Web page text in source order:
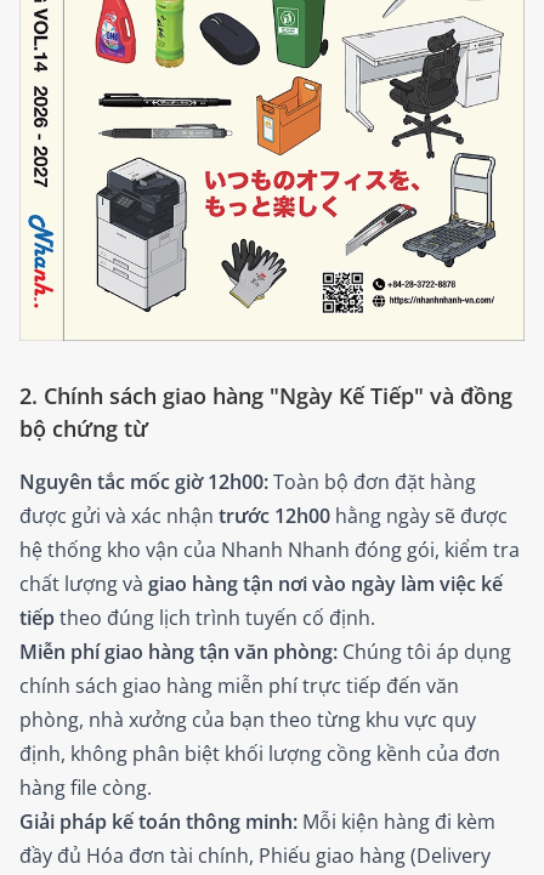
2. Chính sách giao hàng "Ngày Kế Tiếp" và đồng
bộ chứng từ
Nguyên tắc mốc giờ 12h00:Toàn bộ đơn đặt hàng
được gửi và xác nhận trước 12h00 hằng ngày sẽ được
hệ thống kho vận của Nhanh Nhanh đóng gói, kiểm tra
chất lượng và giao hàng tận nơi vào ngày làm việc kế
tiếptheo đúng lịch trình tuyến cố định.
Miễn phí giao hàng tận văn phòng: Chúng tôi áp dụng
chính sách giao hàng miễn phí trực tiếp đến văn
phòng, nhà xưởng của bạn theo từng khu vực quy
định, không phân biệt khối lượng cồng kềnh của đơn
hàng file còng.
Giải pháp kế toán thông minh: Mỗi kiện hàng đi kèm
đầy đủ Hóa đơn tài chính, Phiếu giao hàng (Delivery